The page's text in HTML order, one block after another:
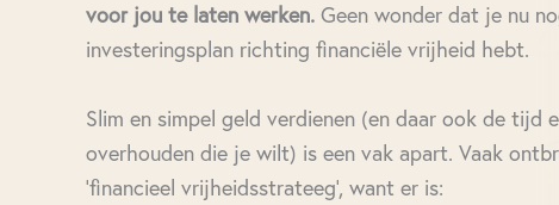
voor jou te laten werken. Geen wonder dat je nu
investeringsplan richting financiële vrijheid hebt.
Slim en simpel geld verdienen (en daar ook de tijd
overhouden die je wilt) is een vak apart. Vaak
‘financieel vrijheidsstrateeg’, want er is: